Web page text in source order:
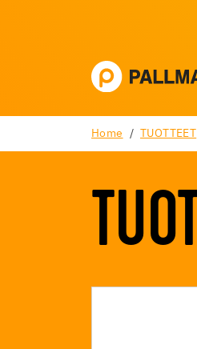
Home TUOTTEET